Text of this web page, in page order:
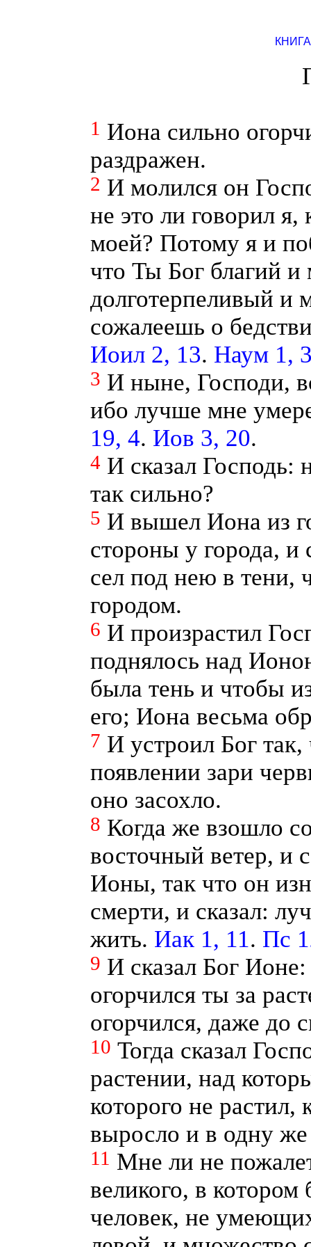
1 Иона сильно
раздражен.
2 И молился он
не это ли говорил я,
моей? Потому я и
что Ты Бог благий
долготерпеливый и
сожалеешь о
Иоил 2, 13. Наум 1,
3 И ныне, Господи,
ибо лучше мне
19, 4. Иов 3, 20.
4 И сказал Господь:
так сильно?
5 И вышел Иона из
стороны у города, и
сел под нею в тени,
городом.
6 И произрастил
поднялось над
была тень и чтобы
его; Иона весьма
7 И устроил Бог
появлении зари
оно засохло.
8 Когда же взошло
восточный ветер, и
Ионы, так что он
смерти, и сказал:
жить. Иак 1, 11. Пс
9 И сказал Бог
огорчился ты за
огорчился, даже до
10 Тогда сказал
растении, над
которого не растил,
выросло и в одну
11 Мне ли не
великого, в котором
человек, не